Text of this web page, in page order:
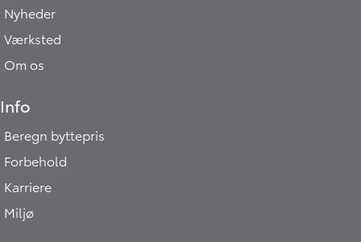
Nyheder
Værksted
Om os
Info
Beregn byttepris
Forbehold
Karriere
Miljø